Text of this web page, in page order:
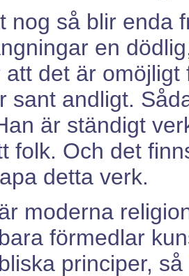
nog så blir enda
en
att det är
sant andligt.
är ständigt
folk. Och det
detta verk.
moderna
förmedlar
principer,